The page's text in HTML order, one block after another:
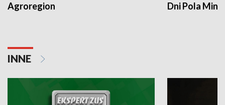
Agroregion Dni Pola
INNE